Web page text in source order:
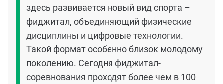
здесь развивается новый вид спорта –
фиджитал, объединяющий физические
дисциплины и цифровые технологии.
Такой формат особенно близок молодому
поколению. Сегодня фиджитал-
соревнования проходят более чем в 100